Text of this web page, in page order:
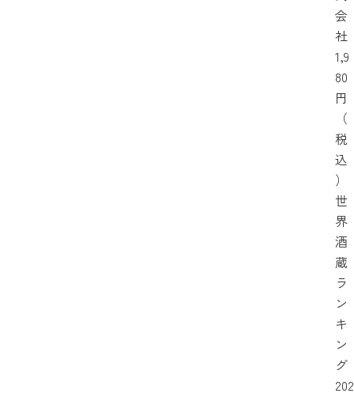
会
社
1,9
80
円
（
税
込
）
世
界
酒
蔵
ラ
ン
キ
ン
グ
202